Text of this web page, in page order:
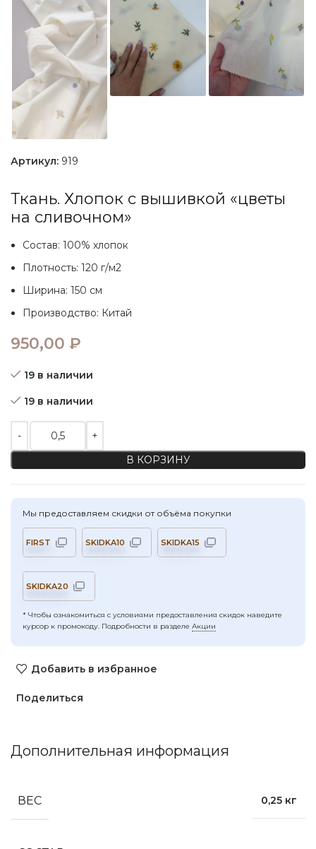
Артикул: 919
Ткань. Хлопок с вышивкой «цветы
на сливочном»
Состав: 100% хлопок
Плотность: 120 г/м2
Ширина: 150 см
Производство: Китай
950,00 ₽
19 в наличии
19 в наличии
В КОРЗИНУ
Мы предоставляем скидки от объёма покупки
FIRST SKIDKA10 SKIDKA15
SKIDKA20
* Чтобы ознакомиться с условиями предоставления скидок наведите
курсор к промокоду. Подробности в разделе Акции
Добавить в избранное
Поделиться
Дополнительная информация
ВЕС 0,25 кг